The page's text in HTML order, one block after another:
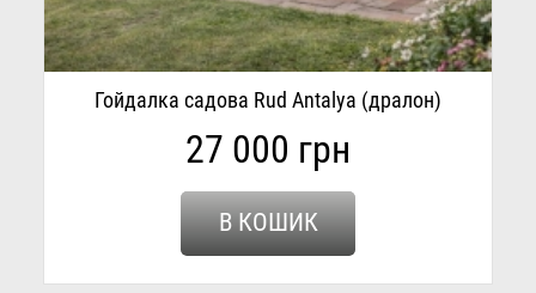
Гойдалка садова Rud Antalya (дралон)
27 000 грн
В КОШИК